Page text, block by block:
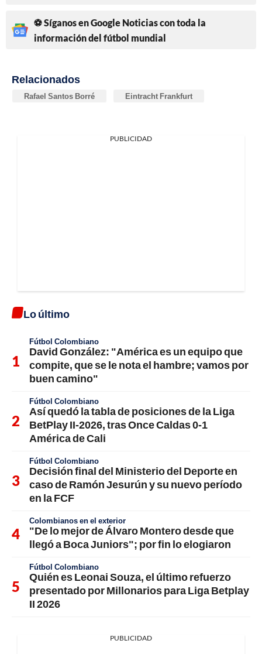
⚽ Síganos en Google Noticias con toda la
información del fútbol mundial
Relacionados
Rafael Santos Borré Eintracht Frankfurt
PUBLICIDAD
Lo último
Fútbol Colombiano
David González: "América es un equipo que
compite, que se le nota el hambre; vamos por
buen camino"
Fútbol Colombiano
Así quedó la tabla de posiciones de la Liga
BetPlay II-2026, tras Once Caldas 0-1
América de Cali
Fútbol Colombiano
Decisión final del Ministerio del Deporte en
caso de Ramón Jesurún y su nuevo período
en la FCF
Colombianos en el exterior
"De lo mejor de Álvaro Montero desde que
llegó a Boca Juniors"; por fin lo elogiaron
Fútbol Colombiano
Quién es Leonai Souza, el último refuerzo
presentado por Millonarios para Liga Betplay
II 2026
PUBLICIDAD